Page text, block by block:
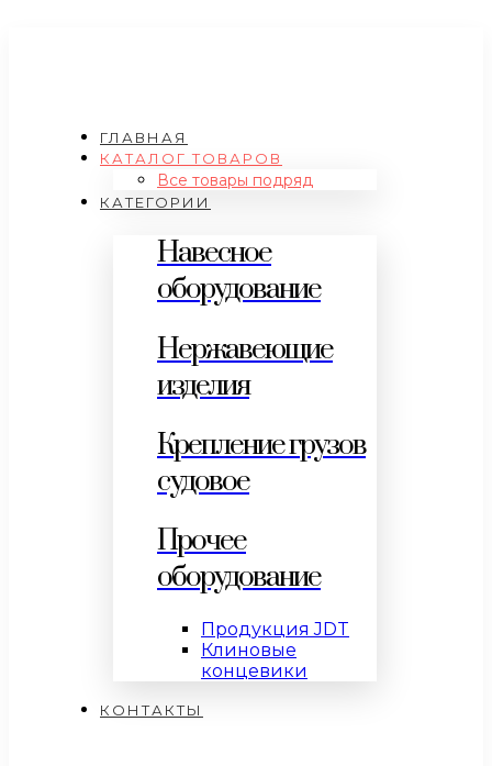
ГЛАВНАЯ
КАТАЛОГ ТОВАРОВ
Все товары подряд
КАТЕГОРИИ
Навесное
оборудование
Нержавеющие
изделия
Крепление грузов
судовое
Прочее
оборудование
Продукция JDT
Клиновые
концевики
КОНТАКТЫ